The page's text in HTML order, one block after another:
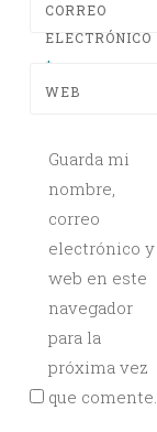
CORREO
ELECTRÓNICO
*
WEB
Guarda mi
nombre,
correo
electrónico y
web en este
navegador
para la
próxima vez
que comente.